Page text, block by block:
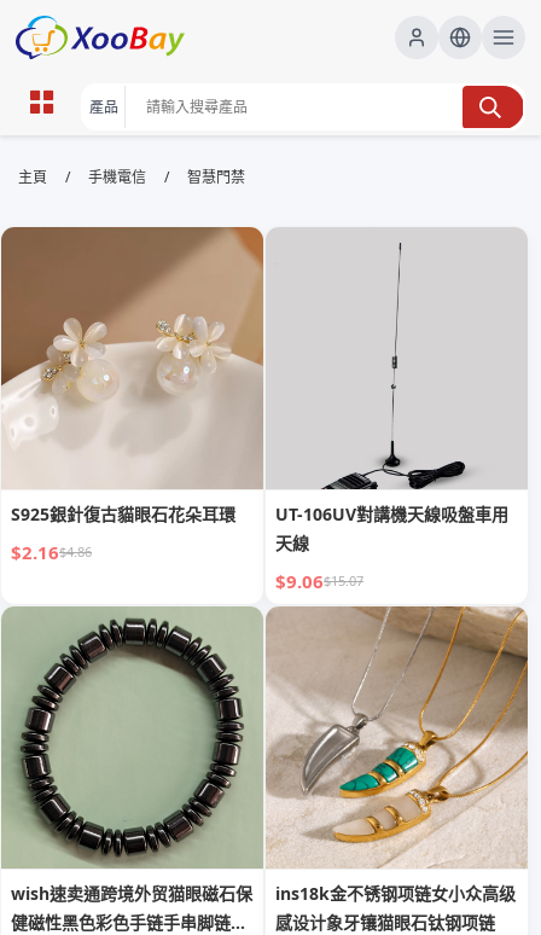
智慧門禁 | XOOBAY B2B/B2C
智慧門禁,安防管理,出入控管, wholesale 智慧門禁,
智慧門禁系統提升安防與辦公自動化效率更佳
主頁 / 手機電信 / 智慧門禁
S925銀針復古貓眼石花朵耳環
$2.16$4.86
UT-106UV對講機天線吸盤車用
天線
$9.06$15.07
wish速卖通跨境外贸猫眼磁石保
健磁性黑色彩色手链手串脚链厂
ins18k金不锈钢项链女小众高级
感设计象牙镶猫眼石钛钢项链